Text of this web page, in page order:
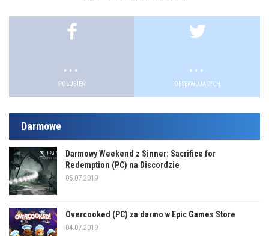
.
POLUBIEŃ
.
OBSERWUJĄCYCH
Darmowe
Darmowy Weekend z Sinner: Sacrifice for
Redemption (PC) na Discordzie
05.07.2019
Overcooked (PC) za darmo w Epic Games Store
04.07.2019